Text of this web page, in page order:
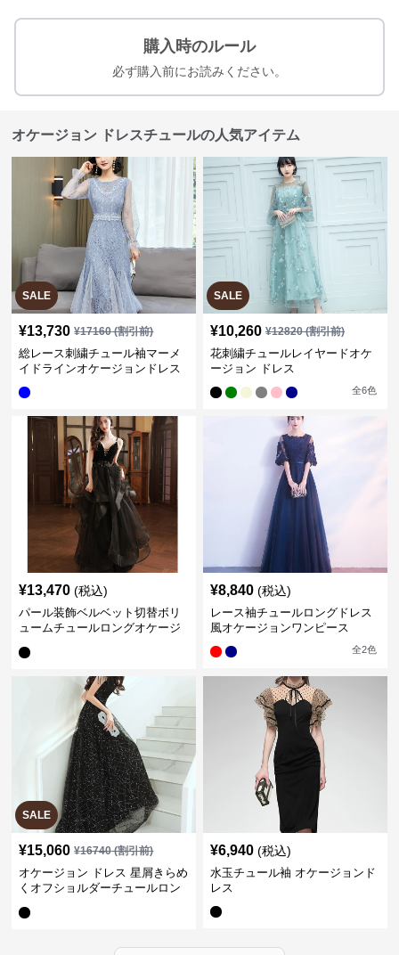
購入時のルール
必ず購入前にお読みください。
オケージョン ドレスチュールの人気アイテム
SALE
¥13,730 ¥17160(割引前)
総レース刺繍チュール袖マーメ
イドラインオケージョンドレス
SALE
¥10,260 ¥12820(割引前)
花刺繍チュールレイヤードオケ
ージョン ドレス
全6色
¥13,470 (税込)
パール装飾ベルベット切替ボリ
ュームチュールロングオケージ
¥8,840 (税込)
レース袖チュールロングドレス
風オケージョンワンピース
全2色
SALE
¥15,060 ¥16740(割引前)
オケージョン ドレス 星屑きらめ
くオフショルダーチュールロン
¥6,940 (税込)
水玉チュール袖 オケージョンド
レス